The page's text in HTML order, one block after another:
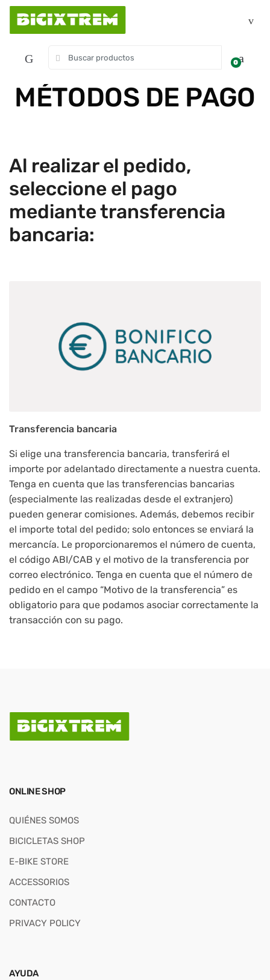
0
MÉTODOS DE PAGO
Al realizar el pedido,
seleccione el pago
mediante transferencia
bancaria:
Transferencia bancaria
Si elige una transferencia bancaria, transferirá el
importe por adelantado directamente a nuestra cuenta.
Tenga en cuenta que las transferencias bancarias
(especialmente las realizadas desde el extranjero)
pueden generar comisiones. Además, debemos recibir
el importe total del pedido; solo entonces se enviará la
mercancía. Le proporcionaremos el número de cuenta,
el código ABI/CAB y el motivo de la transferencia por
correo electrónico. Tenga en cuenta que el número de
pedido en el campo “Motivo de la transferencia” es
obligatorio para que podamos asociar correctamente la
transacción con su pago.
ONLINE SHOP
QUIÉNES SOMOS
BICICLETAS SHOP
E-BIKE STORE
ACCESSORIOS
CONTACTO
PRIVACY POLICY
AYUDA